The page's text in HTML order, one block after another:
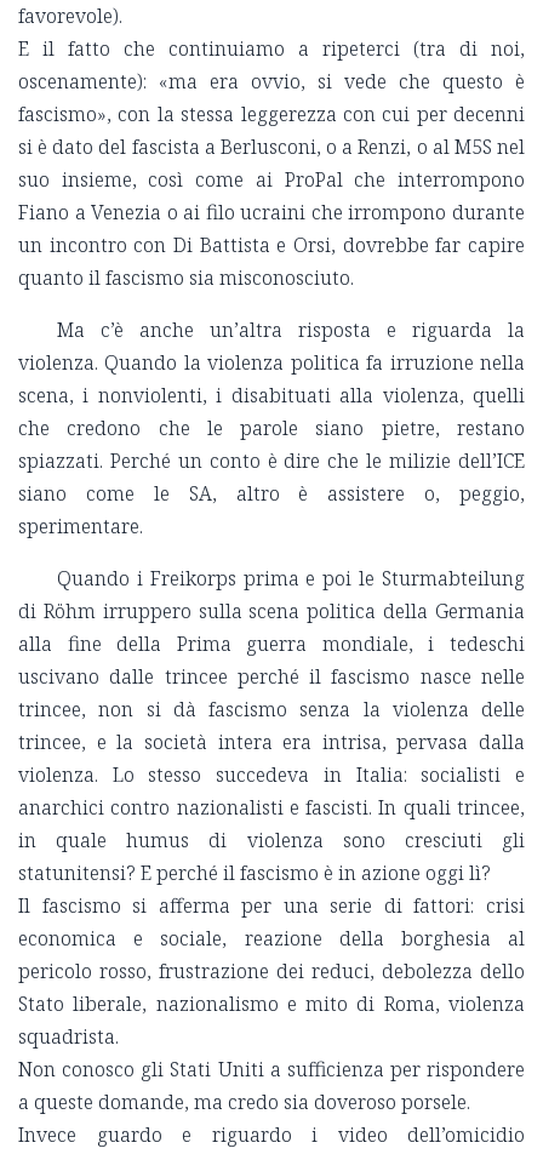
favorevole).
E il fatto che continuiamo a ripeterci (tra di noi,
oscenamente): «ma era ovvio, si vede che questo è
fascismo», con la stessa leggerezza con cui per decenni
si è dato del fascista a Berlusconi, o a Renzi, o al M5S nel
suo insieme, così come ai ProPal che interrompono
Fiano a Venezia o ai filo ucraini che irrompono durante
un incontro con Di Battista e Orsi, dovrebbe far capire
quanto il fascismo sia misconosciuto.
Ma c’è anche un’altra risposta e riguarda la
violenza. Quando la violenza politica fa irruzione nella
scena, i nonviolenti, i disabituati alla violenza, quelli
che credono che le parole siano pietre, restano
spiazzati. Perché un conto è dire che le milizie dell’ICE
siano come le SA, altro è assistere o, peggio,
sperimentare.
Quando i Freikorps prima e poi le Sturmabteilung
di Röhm irruppero sulla scena politica della Germania
alla fine della Prima guerra mondiale, i tedeschi
uscivano dalle trincee perché il fascismo nasce nelle
trincee, non si dà fascismo senza la violenza delle
trincee, e la società intera era intrisa, pervasa dalla
violenza. Lo stesso succedeva in Italia: socialisti e
anarchici contro nazionalisti e fascisti. In quali trincee,
in quale humus di violenza sono cresciuti gli
statunitensi? E perché il fascismo è in azione oggi lì?
Il fascismo si afferma per una serie di fattori: crisi
economica e sociale, reazione della borghesia al
pericolo rosso, frustrazione dei reduci, debolezza dello
Stato liberale, nazionalismo e mito di Roma, violenza
squadrista.
Non conosco gli Stati Uniti a sufficienza per rispondere
a queste domande, ma credo sia doveroso porsele.
Invece guardo e riguardo i video dell’omicidio